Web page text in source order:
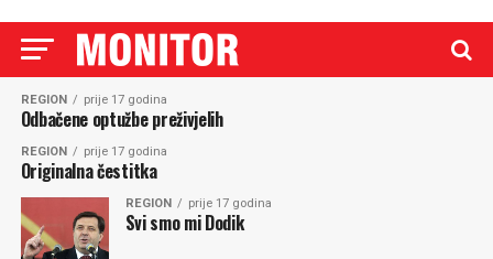
REGION prije 17 godina
Odbačene optužbe preživjelih
REGION prije 17 godina
Originalna čestitka
REGION prije 17 godina
Svi smo mi Dodik